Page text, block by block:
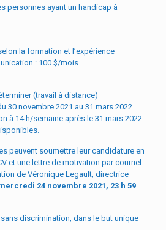
personnes ayant un handicap à
la formation et l’expérience
: 100 $/mois
(travail à distance)
30 novembre 2021 au 31 mars 2022.
à 14 h/semaine après le 31 mars 2022
peuvent soumettre leur candidature en
et une lettre de motivation par courriel :
de Véronique Legault, directrice
24 novembre 2021, 23 h 59
discrimination, dans le but unique